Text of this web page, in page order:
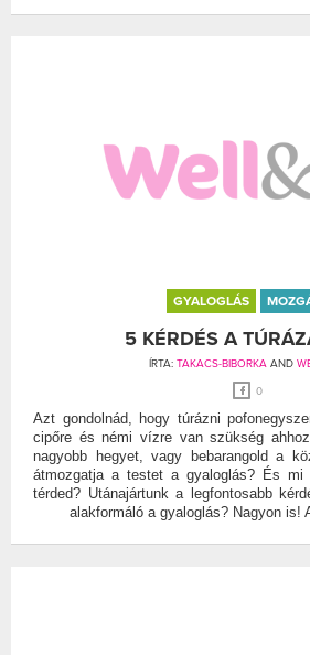
GYALOGLÁS
5 KÉRDÉS A
ÍRTA: TAKACS-BIBORKAAND
0
Azt gondolnád, hogy túrázni
cipőre és némi vízre van szükség
nagyobb hegyet, vagy bebarangold a
átmozgatja a testet a gyaloglás? És
térded? Utánajártunk a legfontosabb
alakformáló a gyaloglás? Nagyon